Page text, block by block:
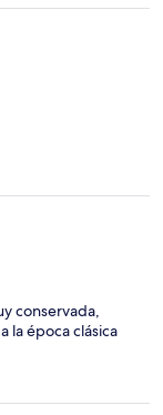
conservada,
la época clásica